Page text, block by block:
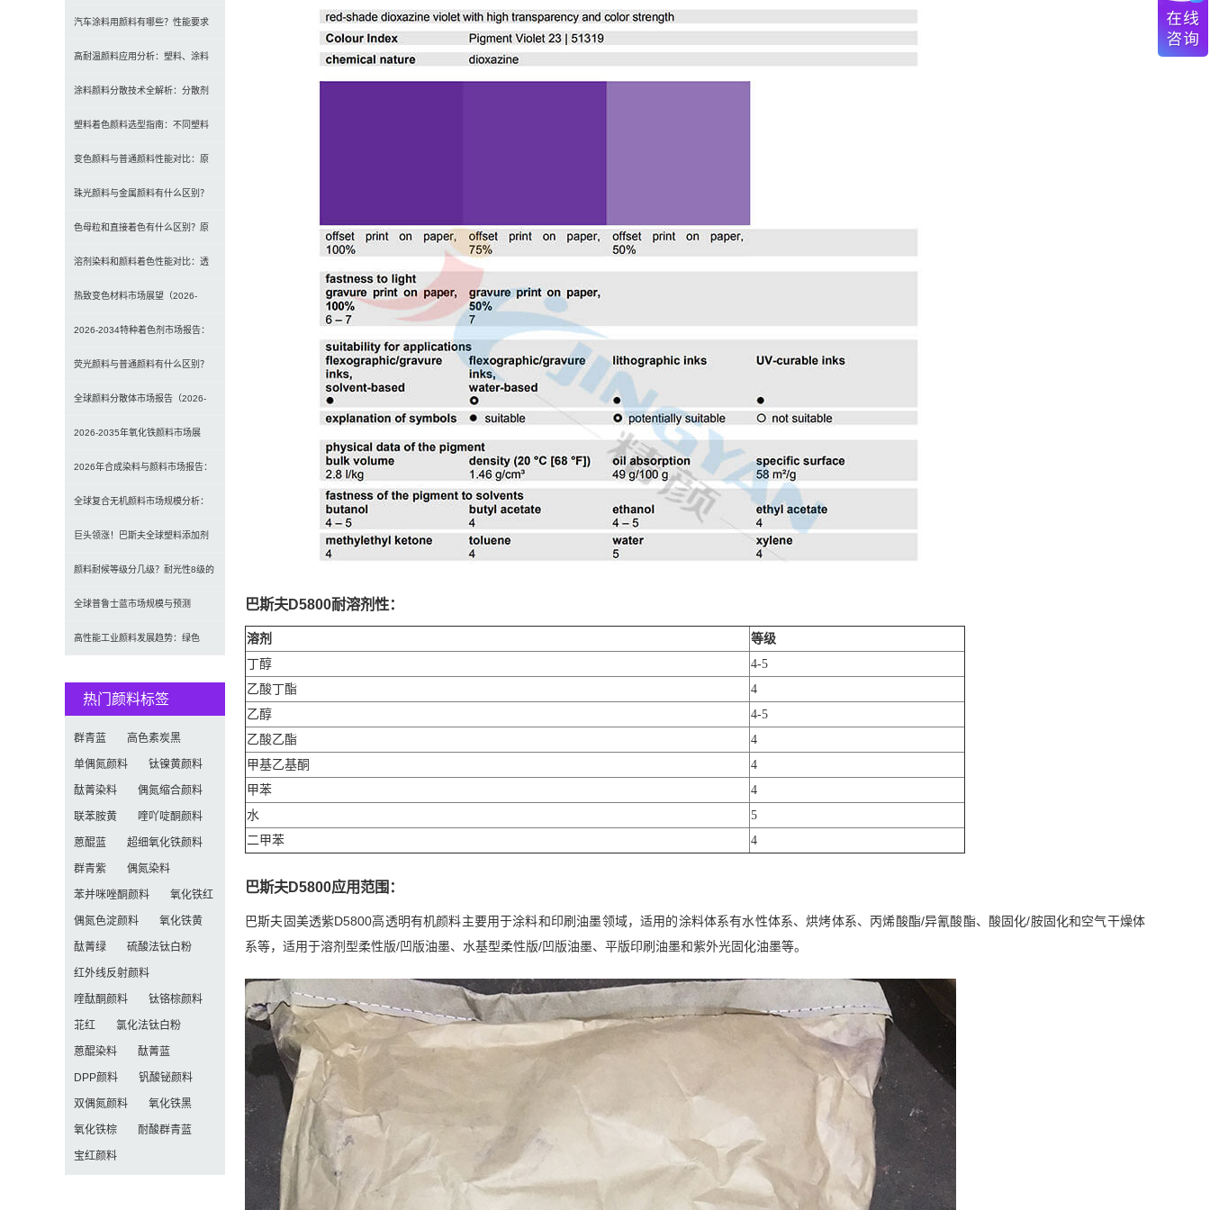
巴斯夫D5800耐溶剂性：
溶剂
等级
丁醇
4-5
乙酸丁酯
4
乙醇
4-5
乙酸乙酯
4
甲基乙基酮
4
甲苯
4
水
5
二甲苯
4
巴斯夫D5800应用范围：
巴斯夫固美透紫D5800高透明有机颜料主要用于涂料和印刷油墨领域，适用的涂料体系有水性体系、烘烤体系、丙烯酸酯/异氰酸酯、酸固化/胺固化和空气干燥体
系等，适用于溶剂型柔性版/凹版油墨、水基型柔性版/凹版油墨、平版印刷油墨和紫外光固化油墨等。
应用要求、OEM与修补漆用颜料
汽车涂料用颜料有哪些？性能要求
及常用颜料类型介绍
高耐温颜料应用分析：塑料、涂料
及工程材料的选型原则与行业实践
涂料颜料分散技术全解析：分散剂
选型、研磨工艺及常见问题解决
塑料着色颜料选型指南：不同塑料
材料如何选择合适颜料？
变色颜料与普通颜料性能对比：原
理、特点及应用差异解析
珠光颜料与金属颜料有什么区别？
原理、效果与应用对比
色母粒和直接着色有什么区别？原
理、性能与应用全面对比
溶剂染料和颜料着色性能对比：透
明性、耐候性与应用选择全解析
热致变色材料市场展望（2026-
2034）：2034年将达3
2026-2034特种着色剂市场报告：
规模、份额、趋势及预测
荧光颜料与普通颜料有什么区别？
发光原理、性能对比及应用解析
全球颜料分散体市场报告（2026-
2033）：无机颜料主导，
2026-2035年氧化铁颜料市场展
望：全球规模将达41亿美
2026年合成染料与颜料市场报告：
规模、趋势及2030年增长
全球复合无机颜料市场规模分析：
2035年达5.39亿美元，建
巨头领涨！巴斯夫全球塑料添加剂
涨价20% 原材料成本推高行业
颜料耐候等级分几级？耐光性8级的
定义及耐候性测试标准解析
全球普鲁士蓝市场规模与预测
（2026-2034）：按类型、形
高性能工业颜料发展趋势：绿色
热门颜料标签
群青蓝 高色素炭黑
单偶氮颜料 钛镍黄颜料
酞菁染料 偶氮缩合颜料
联苯胺黄 喹吖啶酮颜料
蒽醌蓝 超细氧化铁颜料
群青紫 偶氮染料
苯并咪唑酮颜料 氧化铁红
偶氮色淀颜料 氧化铁黄
酞菁绿 硫酸法钛白粉
红外线反射颜料
喹酞酮颜料 钛铬棕颜料
苝红 氯化法钛白粉
蒽醌染料 酞菁蓝
DPP颜料 钒酸铋颜料
双偶氮颜料 氧化铁黑
氧化铁棕 耐酸群青蓝
宝红颜料